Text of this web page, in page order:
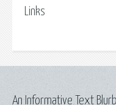
Links
An Informative Text Blurb